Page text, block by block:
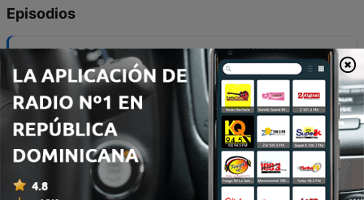
Episodios
30 - El Cafesito #10 Hablando en series 05/2019
10 mayo 2019
29 - El Cafesito #9 Vota y no llores
01 mayo 2019
28 - El Cafesito #8 Des-Pido
24 abr. 2019